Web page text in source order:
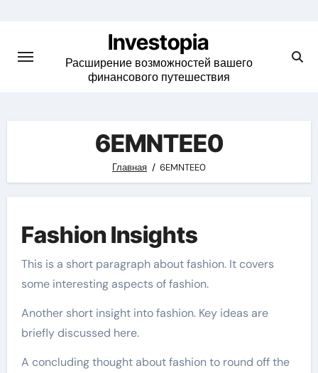
content
Investopia
Расширение возможностей вашего
финансового путешествия
6EMNTEE0
Главная 6EMNTEE0
Fashion Insights
This is a short paragraph about fashion. It covers
some interesting aspects of fashion.
Another short insight into fashion. Key ideas are
briefly discussed here.
A concluding thought about fashion to round off the